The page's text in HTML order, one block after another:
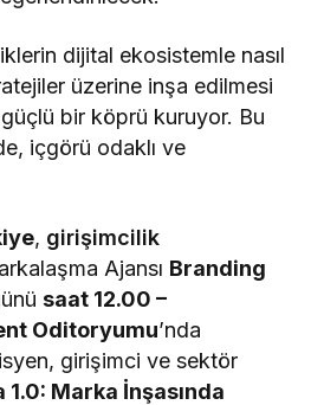
dijital ekosistemle nasıl
üzerine inşa edilmesi
bir köprü kuruyor. Bu
içgörü odaklı ve
, girişimcilik
Ajansı Branding
saat 12.00 –
Oditoryumu’nda
girişimci ve sektör
Marka İnşasında